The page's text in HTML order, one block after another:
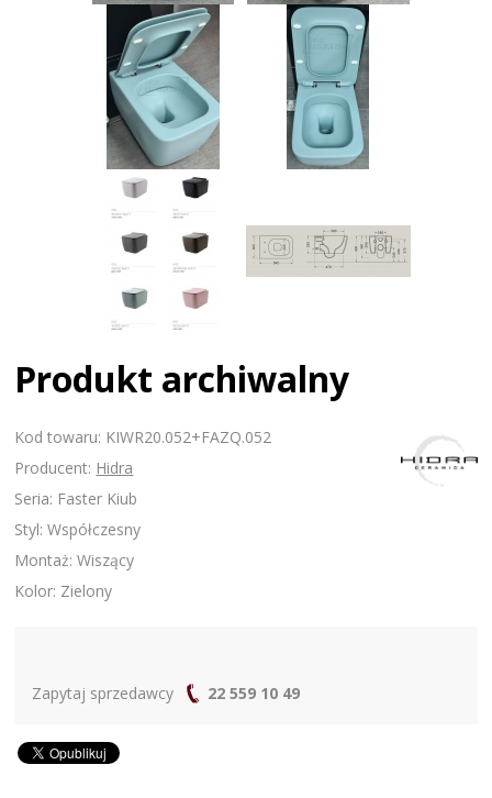
Produkt archiwalny
Kod towaru: KIWR20.052+FAZQ.052
Producent: Hidra
Seria: Faster Kiub
Styl: Współczesny
Montaż: Wiszący
Kolor: Zielony
Zapytaj sprzedawcy 22 559 10 49